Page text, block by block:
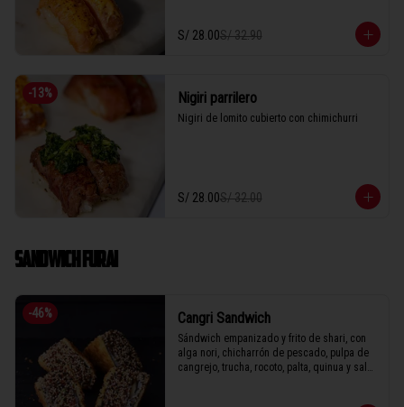
S/ 28.00S/ 32.90
-13% Nigiri parrilero
Nigiri de lomito cubierto con chimichurri
S/ 28.00S/ 32.00
SANDWICH FURAI
-46% Cangri Sandwich
Sándwich empanizado y frito de shari, con
alga nori, chicharrón de pescado, pulpa de
cangrejo, trucha, rocoto, palta, quinua y salsa